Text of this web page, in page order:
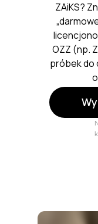
ZAiKS?
OZZ (np.
próbek do